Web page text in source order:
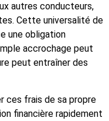
autres conducteurs,
Cette universalité de
une obligation
accrochage peut
peut entraîner des
ces frais de sa propre
financière rapidement